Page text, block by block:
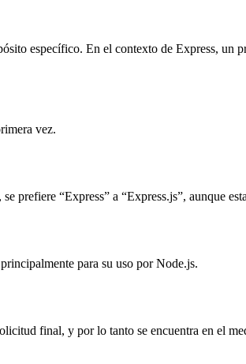
específico. En el contexto de Express,
vez.
“Express” a “Express.js”, aunque
para su uso por Node.js.
final, y por lo tanto se encuentra en el